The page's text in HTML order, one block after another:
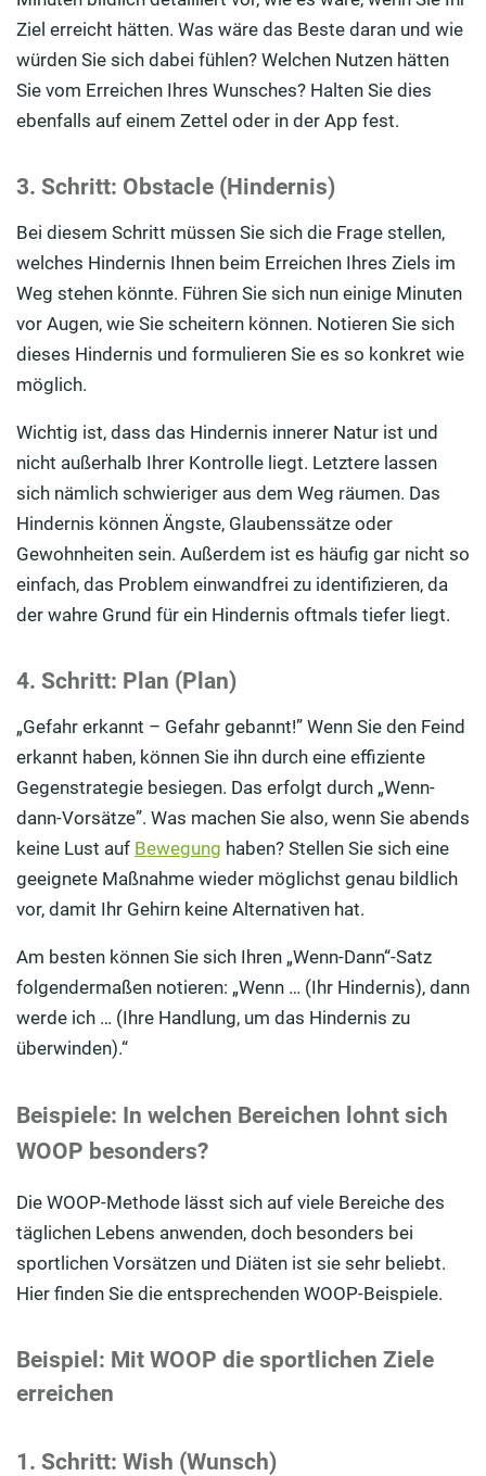
Ziel erreicht hätten. Was wäre das Beste daran und wie
würden Sie sich dabei fühlen? Welchen Nutzen hätten
Sie vom Erreichen Ihres Wunsches? Halten Sie dies
ebenfalls auf einem Zettel oder in der App fest.
3. Schritt: Obstacle (Hindernis)
Bei diesem Schritt müssen Sie sich die Frage stellen,
welches Hindernis Ihnen beim Erreichen Ihres Ziels im
Weg stehen könnte. Führen Sie sich nun einige Minuten
vor Augen, wie Sie scheitern können. Notieren Sie sich
dieses Hindernis und formulieren Sie es so konkret wie
möglich.
Wichtig ist, dass das Hindernis innerer Natur ist und
nicht außerhalb Ihrer Kontrolle liegt. Letztere lassen
sich nämlich schwieriger aus dem Weg räumen. Das
Hindernis können Ängste, Glaubenssätze oder
Gewohnheiten sein. Außerdem ist es häufig gar nicht so
einfach, das Problem einwandfrei zu identifizieren, da
der wahre Grund für ein Hindernis oftmals tiefer liegt.
4. Schritt: Plan (Plan)
„Gefahr erkannt – Gefahr gebannt!” Wenn Sie den Feind
erkannt haben, können Sie ihn durch eine effiziente
Gegenstrategie besiegen. Das erfolgt durch „Wenn-
dann-Vorsätze”. Was machen Sie also, wenn Sie abends
keine Lust auf Bewegung haben? Stellen Sie sich eine
geeignete Maßnahme wieder möglichst genau bildlich
vor, damit Ihr Gehirn keine Alternativen hat.
Am besten können Sie sich Ihren „Wenn-Dann“-Satz
folgendermaßen notieren: „Wenn … (Ihr Hindernis), dann
werde ich … (Ihre Handlung, um das Hindernis zu
überwinden).“
Beispiele: In welchen Bereichen lohnt sich
WOOP besonders?
Die WOOP-Methode lässt sich auf viele Bereiche des
täglichen Lebens anwenden, doch besonders bei
sportlichen Vorsätzen und Diäten ist sie sehr beliebt.
Hier finden Sie die entsprechenden WOOP-Beispiele.
Beispiel: Mit WOOP die sportlichen Ziele
erreichen
1. Schritt: Wish (Wunsch)